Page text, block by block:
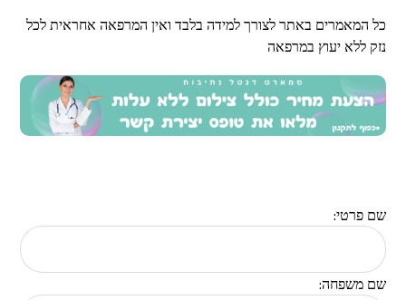
כל המאמרים באתר לצורך למידה בלבד ואין המרפאה אחראית לכל
נזק ללא יעוץ במרפאה
שם פרטי:
שם משפחה: